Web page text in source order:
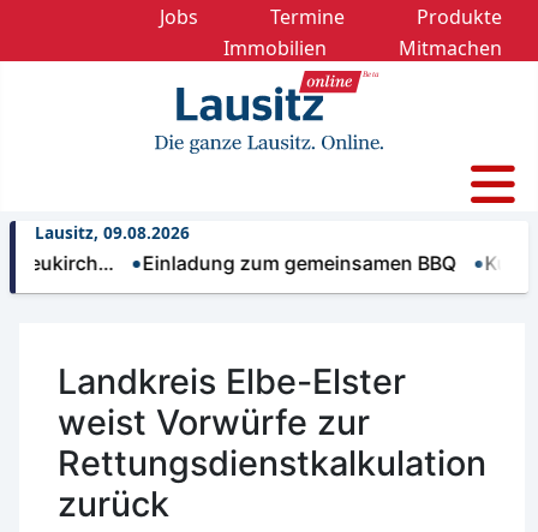
Jobs Termine
Produkte
Immobilien
Mitmachen
Lausitz, 09.08.2026
Einladung zum gemeinsamen BBQ
Landkreis Elbe-Elster
weist Vorwürfe zur
Rettungsdienstkalkulation
zurück